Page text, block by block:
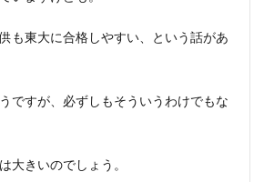
も東大に合格しやすい、という話があ
ですが、必ずしもそういうわけでもな
大きいのでしょう。